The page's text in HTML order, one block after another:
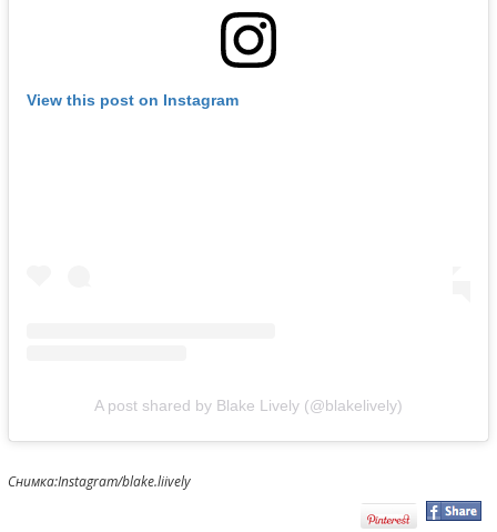
View this post on Instagram
A post shared by Blake Lively (@blakelively)
Снимка:Instagram/blake.liively